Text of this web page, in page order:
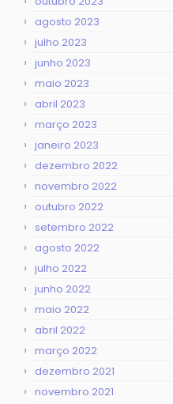
agosto 2023
julho 2023
junho 2023
maio 2023
abril 2023
março 2023
janeiro 2023
dezembro 2022
novembro 2022
outubro 2022
setembro 2022
agosto 2022
julho 2022
junho 2022
maio 2022
abril 2022
março 2022
dezembro 2021
novembro 2021